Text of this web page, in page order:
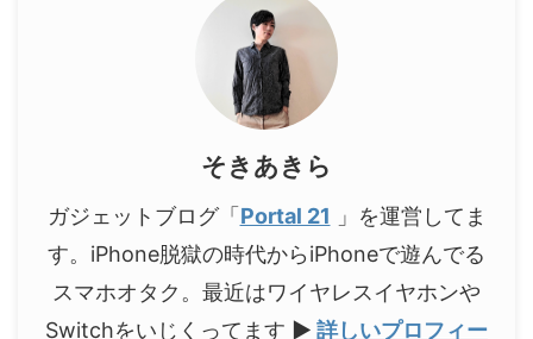
そきあきら
ガジェットブログ「 Portal 21 」を運営してま
す。iPhone脱獄の時代からiPhoneで遊んでる
スマホオタク。最近はワイヤレスイヤホンや
Switchをいじくってます ▶ 詳しいプロフィー